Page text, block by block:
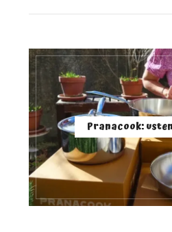
Pranacook: